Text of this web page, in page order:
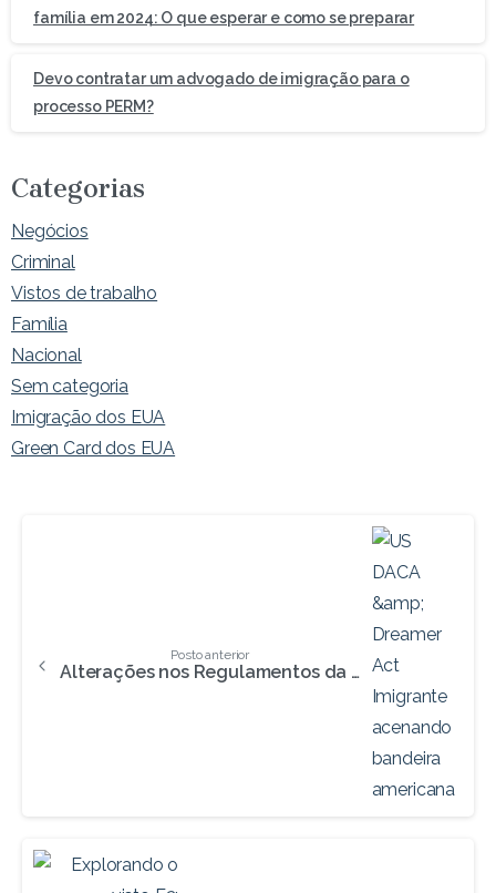
família em 2024: O que esperar e como se preparar
Devo contratar um advogado de imigração para o
processo PERM?
Categorias
Negócios
Criminal
Vistos de trabalho
Família
Nacional
Sem categoria
Imigração dos EUA
Green Card dos EUA
Posto anterior
Alterações nos Regulamentos da DACA e DREAM Act em 2023